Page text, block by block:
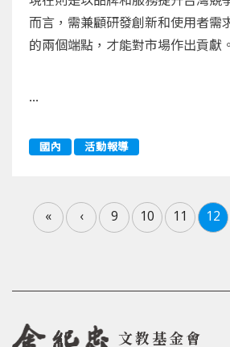
而言，需兼顧研發創新和使用者需
的兩個端點，才能對市場作出貢獻。
...
國內 活動報導
« ‹ 9 10 11 12
文教基金會